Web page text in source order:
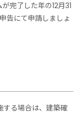
完了した年の12月31
告にて申請しましょ
する場合は、建築確